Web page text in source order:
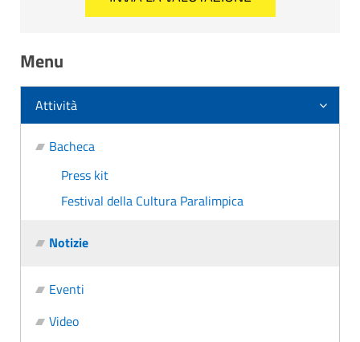
Menu
Attività
Bacheca
Press kit
Festival della Cultura Paralimpica
Notizie
Eventi
Video